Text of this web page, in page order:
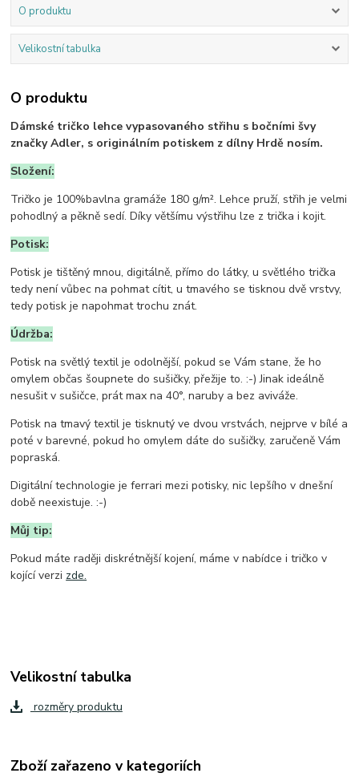
O produktu
Velikostní tabulka
O produktu
Dámské tričko lehce vypasovaného střihu s bočními švy
značky Adler, s originálním potiskem z dílny Hrdě nosím.
Složení:
Tričko je 100%bavlna gramáže 180 g/m². Lehce pruží, střih je velmi
pohodlný a pěkně sedí. Díky většímu výstřihu lze z trička i kojit.
Potisk:
Potisk je tištěný mnou, digitálně, přímo do látky, u světlého trička
tedy není vůbec na pohmat cítit, u tmavého se tisknou dvě vrstvy,
tedy potisk je napohmat trochu znát.
Údržba:
Potisk na světlý textil je odolnější, pokud se Vám stane, že ho
omylem občas šoupnete do sušičky, přežije to. :-) Jinak ideálně
nesušit v sušičce, prát max na 40°, naruby a bez aviváže.
Potisk na tmavý textil je tisknutý ve dvou vrstvách, nejprve v bílé a
poté v barevné, pokud ho omylem dáte do sušičky, zaručeně Vám
popraská.
Digitální technologie je ferrari mezi potisky, nic lepšího v dnešní
době neexistuje. :-)
Můj tip:
Pokud máte raději diskrétnější kojení, máme v nabídce i tričko v
kojící verzi zde.
Velikostní tabulka
rozměry produktu
Zboží zařazeno v kategoriích